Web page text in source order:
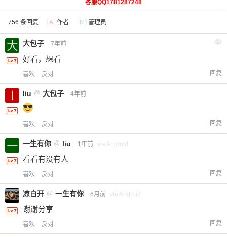
客服QQ1781287248
756 条回复 A 作者 M 管理员
大包子 7年前
好看，想看
喜欢 反对 回复
liu @ 大包子 4年前
喜欢 反对 回复
一生有你 @ liu 1年前 via Android
看看有没有人
喜欢 反对 回复
凉白开 @ 一生有你 6月前 via Android
谢谢分享
喜欢 反对 回复